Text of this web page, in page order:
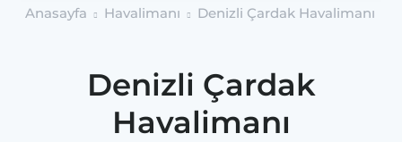
Anasayfa Havalimanı Denizli Çardak Havalimanı
Denizli Çardak
Havalimanı